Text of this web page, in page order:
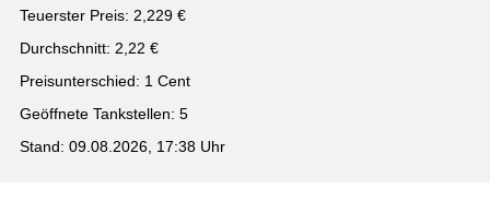
Teuerster Preis: 2,229 €
Durchschnitt: 2,22 €
Preisunterschied: 1 Cent
Geöffnete Tankstellen: 5
Stand: 09.08.2026, 17:38 Uhr